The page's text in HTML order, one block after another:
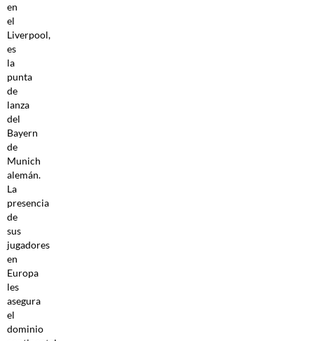
en
el
Liverpool,
es
la
punta
de
lanza
del
Bayern
de
Munich
alemán.
La
presencia
de
sus
jugadores
en
Europa
les
asegura
el
dominio